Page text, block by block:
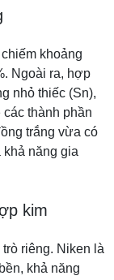
khoảng
Ngoài ra, hợp
nhỏ thiếc (Sn),
thành phần
trắng vừa có
khả năng gia
kim
riêng. Niken là
khả năng